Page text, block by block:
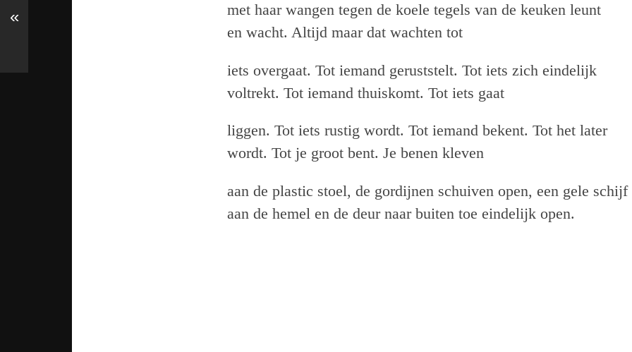
met haar wangen tegen de koele tegels van de keuken leunt
en wacht. Altijd maar dat wachten tot
iets overgaat. Tot iemand geruststelt. Tot iets zich eindelijk
voltrekt. Tot iemand thuiskomt. Tot iets gaat
liggen. Tot iets rustig wordt. Tot iemand bekent. Tot het later
wordt. Tot je groot bent. Je benen kleven
aan de plastic stoel, de gordijnen schuiven open, een gele schijf
aan de hemel en de deur naar buiten toe eindelijk open.
«